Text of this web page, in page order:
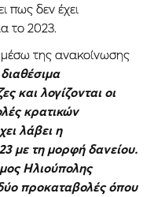
πως δεν έχει
το 2023.
της ανακοίνωσης
και λογίζονται οι
κρατικών
λάβει η
με τη μορφή δανείου.
Ηλιούπολης
προκαταβολές όπου